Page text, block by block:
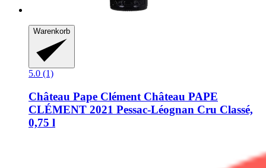
Warenkorb
5.0 (1)
Château Pape Clément Château PAPE
CLÉMENT 2021 Pessac-​Léognan Cru Classé,
0,75 l